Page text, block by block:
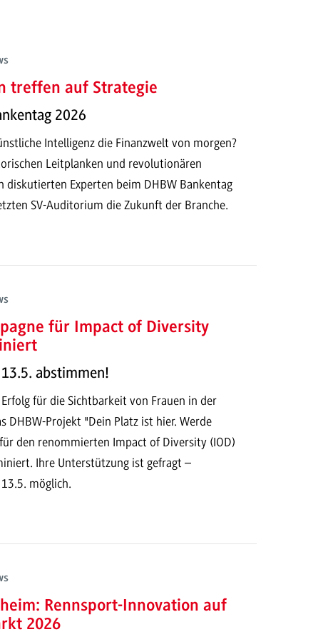
treffen auf Strategie
2026
Intelligenz die Finanzwelt von morgen?
Leitplanken und revolutionären
diskutierten Experten beim DHBW Bankentag
SV-Auditorium die Zukunft der Branche.
für Impact of Diversity
abstimmen!
für die Sichtbarkeit von Frauen in der
DHBW-Projekt "Dein Platz ist hier. Werde
den renommierten Impact of Diversity (IOD)
Ihre Unterstützung ist gefragt –
möglich.
Rennsport-Innovation auf
2026